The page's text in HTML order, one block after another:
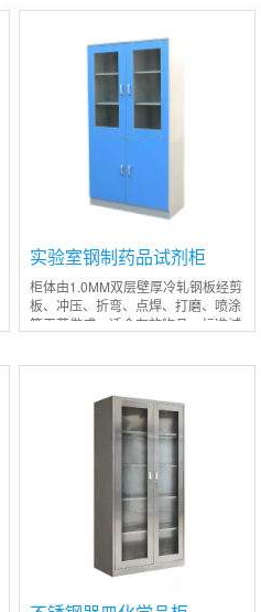
实验室钢制药品试剂柜
柜体由1.0MM双层壁厚冷轧钢板经剪
板、冲压、折弯、点焊、打磨、喷涂
等工艺做成；适合存放物品：标准试
下柜结构，上柜配2块可调节层板，